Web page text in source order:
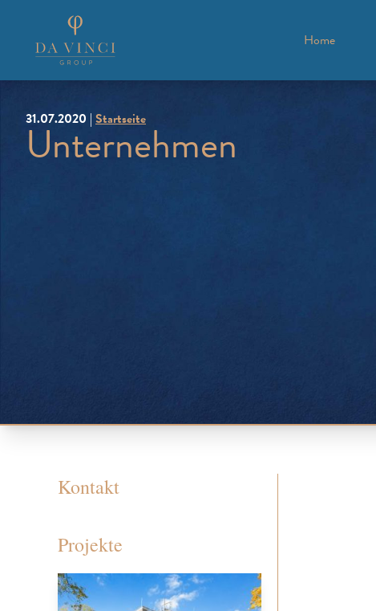
Home
31.07.2020 | Startseite
Unternehmen
Kontakt
Projekte